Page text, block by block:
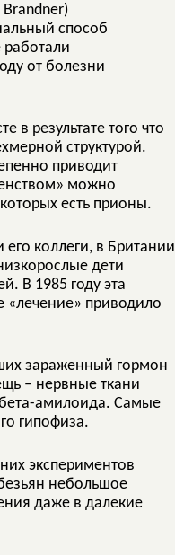
способ
работали
от болезни
результате того что
структурой.
приводит
можно
есть прионы.
коллеги, в Британии
дети
В 1985 году эта
«лечение» приводило
зараженный гормон
– нервные ткани
амилоида. Самые
гипофиза.
экспериментов
небольшое
даже в далекие